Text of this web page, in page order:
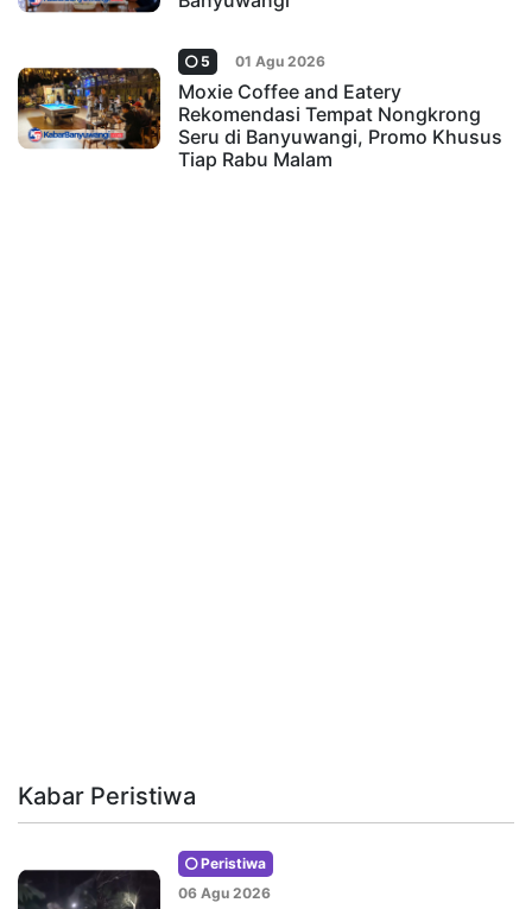
5 01 Agu 2026
Moxie Coffee and Eatery
Rekomendasi Tempat Nongkrong
Seru di Banyuwangi, Promo Khusus
Tiap Rabu Malam
Kabar Peristiwa
Peristiwa
06 Agu 2026